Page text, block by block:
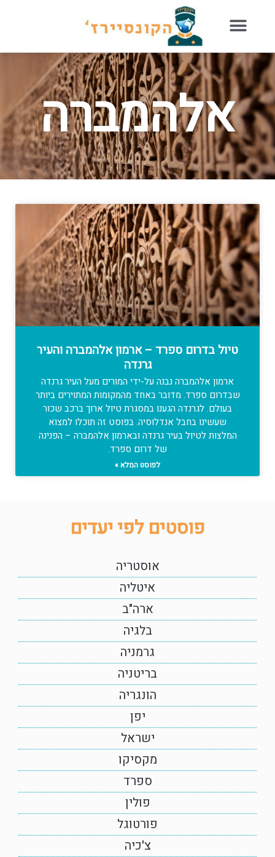
אלהמברה
טיול בדרום ספרד – ארמון אלהמברה והעיר
גרנדה
ארמון אלהמברה נבנה על-ידי המורים מעל העיר גרנדה
שבדרום ספרד. מדובר באחד מהמקומות המתוירים ביותר
בעולם. לגרנדה הגענו במסגרת טיול ארוך ברכב שכור
שעשינו בחבל אנדלוסיה. בפוסט זה תוכלו למצוא
המלצות לטיול בעיר גרנדה ובארמון אלהמברה – הפנינה
של דרום ספרד.
לפוסט המלא »
פוסטים לפי יעדים
אוסטריה
איטליה
ארה"ב
בלגיה
גרמניה
בריטניה
הונגריה
יפן
ישראל
מקסיקו
ספרד
פולין
פורטוגל
צ'כיה